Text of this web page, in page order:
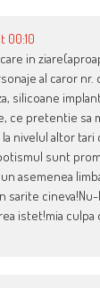
00:10
in
al caror nr.
silicoane
pretentie sa
nivelul altor tari
sunt
asemenea
sarite
istet!mia culpa